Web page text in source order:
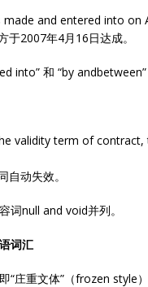
and entered into on
于2007年4月16日达成。
into” 和 “by
validity term of
自动失效。
词null and void并列。
词汇
“庄重文体”（frozen style